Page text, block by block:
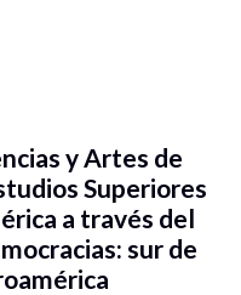
y Artes de
Superiores
a través del
sur de